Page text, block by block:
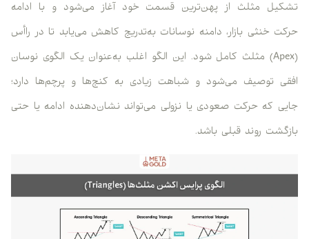
تشکیل مثلث از پهن‌ترین قسمت خود آغاز می‌شود و با ادامه
حرکت خنثی بازار، دامنه نوسانات به‌تدریج کاهش می‌یابد تا در راأس
(Apex) مثلث کامل شود. این الگو اغلب به‌عنوان یک الگوی نوسان
افقی توصیف می‌شود و شباهت زیادی به کنج‌ها و پرچم‌ها دارد؛
جایی که حرکت صعودی یا نزولی می‌تواند نشان‌دهنده ادامه یا حتی
بازگشت روند قبلی باشد.